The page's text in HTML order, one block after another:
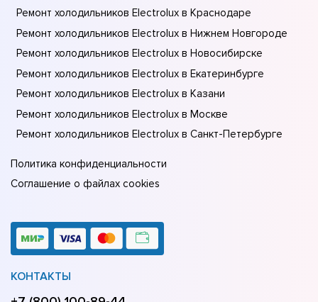
Ремонт холодильников Electrolux в Краснодаре
Ремонт холодильников Electrolux в Нижнем Новгороде
Ремонт холодильников Electrolux в Новосибирске
Ремонт холодильников Electrolux в Екатеринбурге
Ремонт холодильников Electrolux в Казани
Ремонт холодильников Electrolux в Москве
Ремонт холодильников Electrolux в Санкт-Петербурге
Политика конфиденциальности
Соглашение о файлах cookies
КОНТАКТЫ